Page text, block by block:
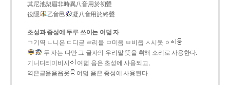
其尼池梨眉非時異八音用於初聲
役隱
乙音邑 凝八音用於終聲
초성과 종성에 두루 쓰이는 여덟 자
ㄱ기역 ㄴ니은 ㄷ디귿 ㄹ리을 ㅁ미음 ㅂ비읍 ㅅ시옷 ㆁ
두 자는 다만 그 글자의 우리말 뜻을 취해 소리로 사용한다.
기니디리미비시
여덟 음은 초성에 사용되고,
역은귿을음읍옷
여덟 음은 종성에 사용된다.